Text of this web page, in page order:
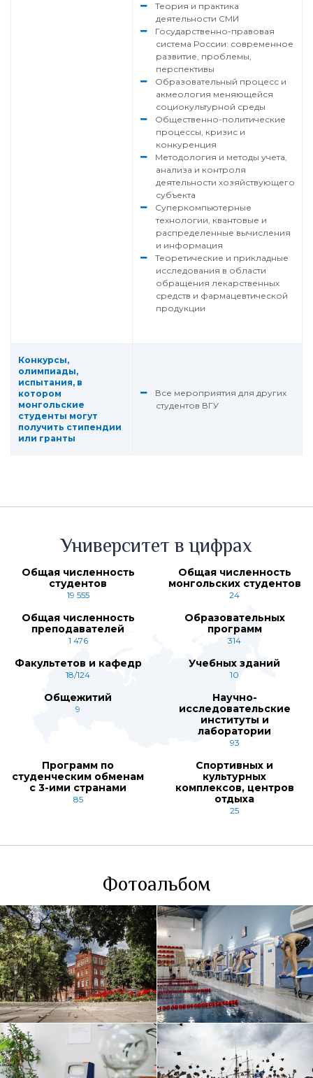
Теория и практика
деятельности СМИ
Государственно-правовая
система России: современное
развитие, проблемы,
перспективы
Образовательный процесс и
акмеология меняющейся
социокультурной среды
Общественно-политические
процессы, кризис и
конкуренция
Методология и методы учета,
анализа и контроля
деятельности хозяйствующего
субъекта
Суперкомпьютерные
технологии, квантовые и
распределенные вычисления
и информация
Теоретические и прикладные
исследования в области
обращения лекарственных
средств и фармацевтической
продукции
Конкурсы,
олимпиады,
испытания, в
котором
монгольские
студенты могут
получить стипендии
или гранты
Все мероприятия для других
студентов ВГУ
Университет в цифрах
Общая численность
студентов
19 555
Общая численность
монгольских студентов
24
Общая численность
преподавателей
1 476
Образовательных
программ
314
Факультетов и кафедр
18/124
Учебных зданий
10
Общежитий
9
Научно-
исследовательские
институты и
лаборатории
93
Программ по
студенческим обменам
с 3-ими странами
85
Спортивных и
культурных
комплексов, центров
отдыха
25
Фотоальбом